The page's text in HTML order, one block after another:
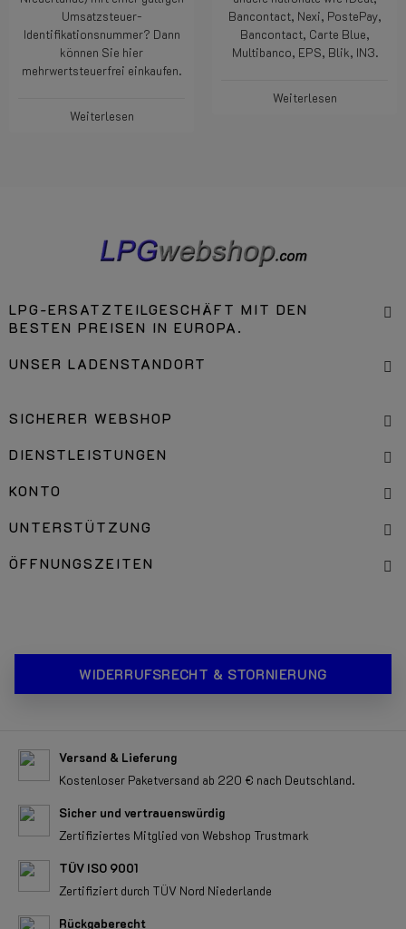
Umsatzsteuer-
Identifikationsnummer? Dann
können Sie hier
mehrwertsteuerfrei einkaufen.
Weiterlesen
Bancontact, Nexi, PostePay,
Bancontact, Carte Blue,
Multibanco, EPS, Blik, IN3.
Weiterlesen
LPG-ERSATZTEILGESCHÄFT MIT DEN
BESTEN PREISEN IN EUROPA.
UNSER LADENSTANDORT
SICHERER WEBSHOP
DIENSTLEISTUNGEN
KONTO
UNTERSTÜTZUNG
ÖFFNUNGSZEITEN
WIDERRUFSRECHT & STORNIERUNG
Versand & Lieferung
Kostenloser Paketversand ab 220 € nach Deutschland.
Sicher und vertrauenswürdig
Zertifiziertes Mitglied von Webshop Trustmark
TÜV ISO 9001
Zertifiziert durch TÜV Nord Niederlande
Rückgaberecht